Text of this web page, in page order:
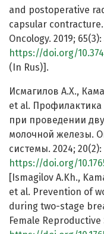
and postoperative
capsular
Oncology. 2019;
https://doi.org/
(In Rus)].
Исмагилов А.Х.,
et al. Профилактика
при проведении
молочной железы.
системы. 2024; 20(2):
https://doi.org/
[Ismagilov A.Kh.,
et al. Prevention of
during two-stage
Female Reproductive